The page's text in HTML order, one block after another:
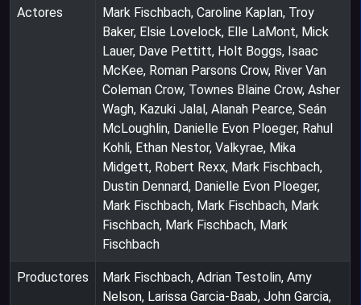
Actores
Mark Fischbach, Caroline Kaplan, Troy
Baker, Elsie Lovelock, Elle LaMont, Mick
Lauer, Dave Pettitt, Holt Boggs, Isaac
McKee, Roman Parsons Crow, River Van
Coleman Crow, Townes Blaine Crow, Asher
Wagh, Kazuki Jalal, Alanah Pearce, Seán
McLoughlin, Danielle Evon Ploeger, Rahul
Kohli, Ethan Nestor, Valkyrae, Mika
Midgett, Robert Rexx, Mark Fischbach,
Dustin Dennard, Danielle Evon Ploeger,
Mark Fischbach, Mark Fischbach, Mark
Fischbach, Mark Fischbach, Mark
Fischbach
Productores
Mark Fischbach, Adrian Testolin, Amy
Nelson, Larissa Garcia-Baab, John Garcia,